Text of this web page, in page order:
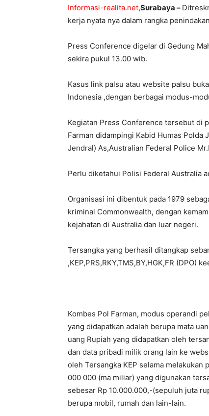
Informasi-realita.net,Surabaya –
kerja nyata nya dalam rangka
Press Conference digelar di Gedung
sekira pukul 13.00 wib.
Kasus link palsu atau website palsu
Indonesia ,dengan berbagai modus-
Kegiatan Press Conference tersebut di
Farman didampingi Kabid Humas Polda
Jendral) As,Australian Federal Police
Perlu diketahui Polisi Federal Australia
Organisasi ini dibentuk pada 1979
kriminal Commonwealth, dengan
kejahatan di Australia dan luar negeri.
Tersangka yang berhasil ditangkap
,KEP,PRS,RKY,TMS,BY,HGK,FR (DPO)
Kombes Pol Farman, modus operandi
yang didapatkan adalah berupa mata
uang Rupiah yang didapatkan oleh
dan data pribadi milik orang lain ke
oleh Tersangka KEP selama
000 000 (ma miliar) yang digunakan
sebesar Rp 10.000.000,-(sepuluh juta
berupa mobil, rumah dan lain-lain.